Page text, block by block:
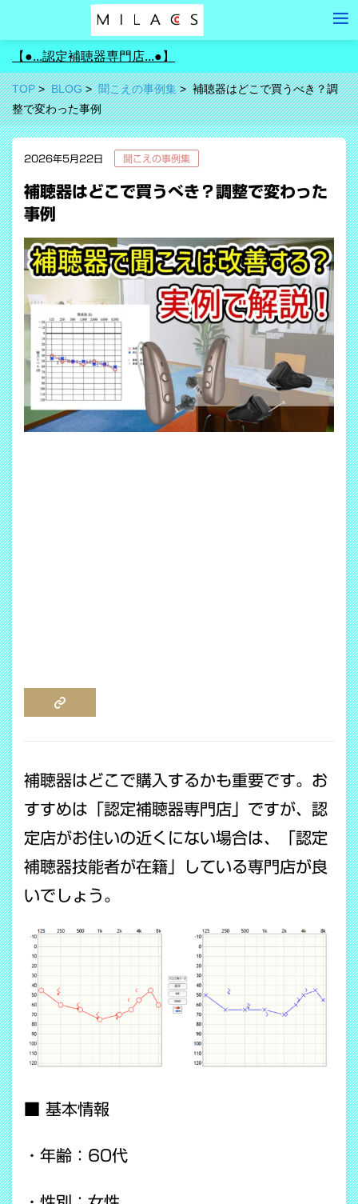
【●...認定補聴器専門店...●】
TOP BLOG 聞こえの事例集
補聴器はどこで買うべき？調
整で変わった事例
2026年5月22日 聞こえの事例集
補聴器はどこで買うべき？調整で変わった
事例
補聴器はどこで購入するかも重要です。お
すすめは「認定補聴器専門店」ですが、認
定店がお住いの近くにない場合は、「認定
補聴器技能者が在籍」している専門店が良
いでしょう。
■ 基本情報
・年齢：60代